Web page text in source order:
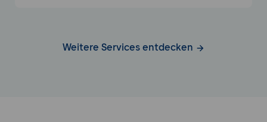
Weitere Services entdecken